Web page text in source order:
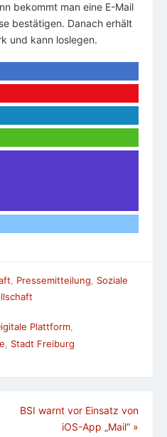
bekommt man eine E-Mail
bestätigen. Danach erhält
und kann loslegen.
Pressemitteilung
Soziale
Plattform,
Stadt Freiburg
BSI warnt vor Einsatz von
iOS-App „Mail“ »